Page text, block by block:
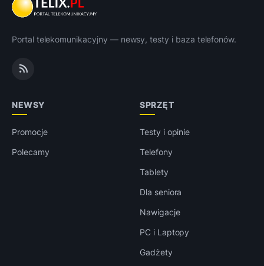
Portal telekomunikacyjny — newsy, testy i baza telefonów.
NEWSY
Promocje
Polecamy
SPRZĘT
Testy i opinie
Telefony
Tablety
Dla seniora
Nawigacje
PC i Laptopy
Gadżety